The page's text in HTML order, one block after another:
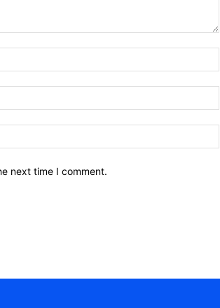
next time I comment.